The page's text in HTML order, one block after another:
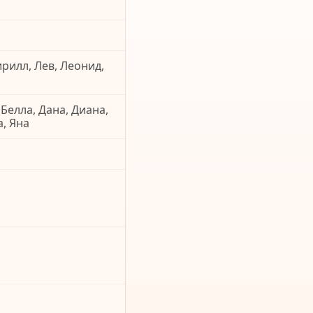
Лев, Леонид,
Дана, Диана,
Яна